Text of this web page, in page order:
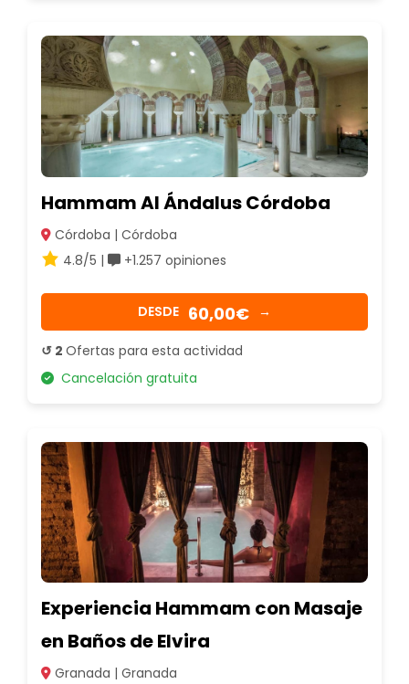
Hammam Al Ándalus Córdoba
Córdoba | Córdoba
4.8/5 |
+1.257 opiniones
DESDE 60,00€ →
↺ 2 Ofertas para esta actividad
Cancelación gratuita
Experiencia Hammam con Masaje
en Baños de Elvira
Granada | Granada